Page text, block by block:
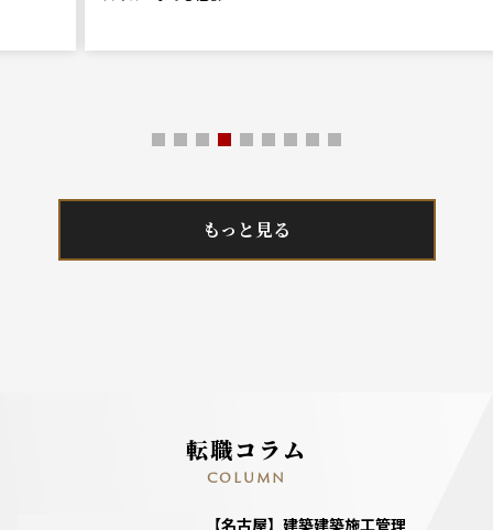
もっと見る
転職コラム
COLUMN
【名古屋】建築建築施工管理